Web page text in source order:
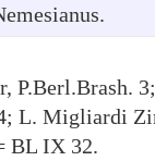
P.Berl.Brash.
L. Migliardi
BL IX 32.